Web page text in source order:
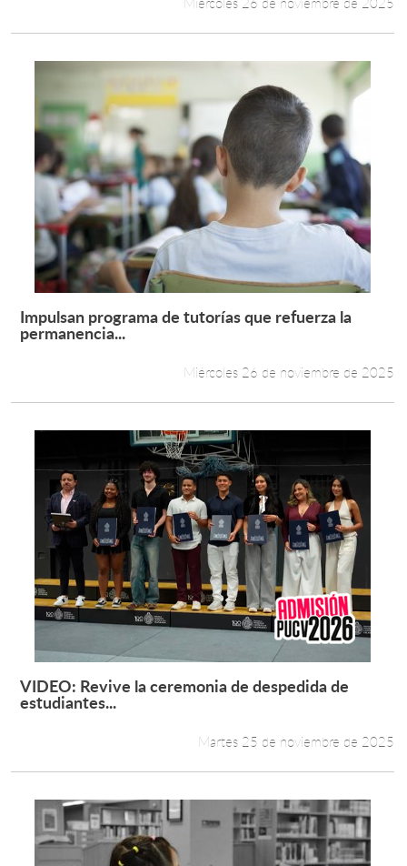
Leer más +
Impulsan programa de tutorías que refuerza la
permanencia...
Miércoles 26 de noviembre de 2025
Leer más +
VIDEO: Revive la ceremonia de despedida de
estudiantes...
Martes 25 de noviembre de 2025